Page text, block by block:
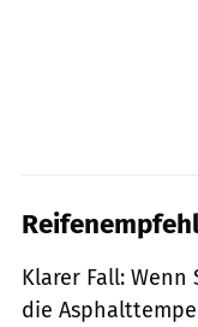
Klarer Fall:
die